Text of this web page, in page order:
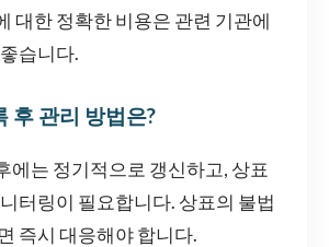
대한 정확한 비용은 관련 기관에
습니다.
후 관리 방법은?
에는 정기적으로 갱신하고, 상표
터링이 필요합니다. 상표의 불법
즉시 대응해야 합니다.